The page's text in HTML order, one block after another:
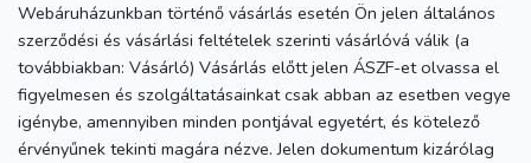
Webáruházunkban történő vásárlás esetén Ön jelen általános
szerződési és vásárlási feltételek szerinti vásárlóvá válik (a
továbbiakban: Vásárló) Vásárlás előtt jelen ÁSZF-et olvassa el
figyelmesen és szolgáltatásainkat csak abban az esetben vegye
igénybe, amennyiben minden pontjával egyetért, és kötelező
érvényűnek tekinti magára nézve. Jelen dokumentum kizárólag